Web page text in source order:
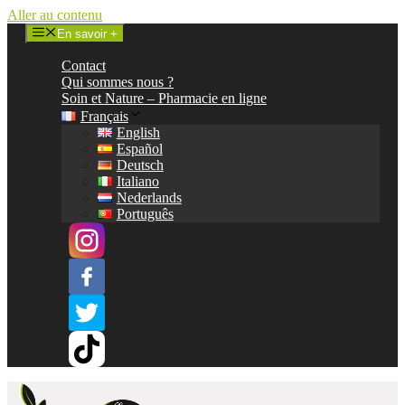
Aller au contenu
En savoir +
Contact
Qui sommes nous ?
Soin et Nature – Pharmacie en ligne
Français
English
Español
Deutsch
Italiano
Nederlands
Português